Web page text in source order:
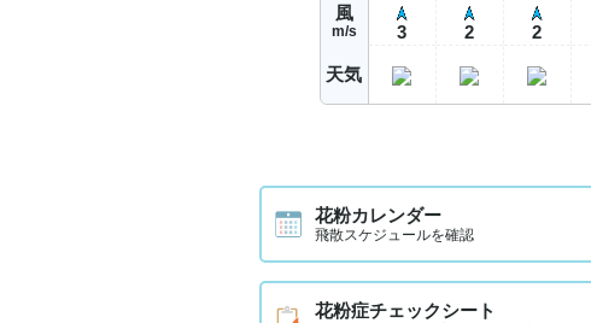
風
m/s
天気
3 2 2
花粉カレンダー
飛散スケジュールを確認
花粉症チェックシート